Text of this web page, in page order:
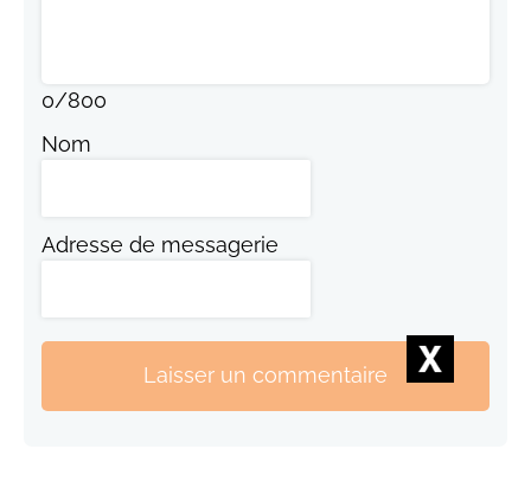
0/800
Nom
Adresse de messagerie
Laisser un commentaire